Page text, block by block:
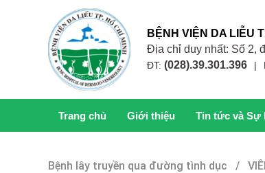
BỆNH VIỆN DA LIỄU
Địa chỉ duy nhất: Số 2,
ĐT: (028).39.301.396 |
Trang chủ Giới thiệu Tin tức và Sự
Bệnh lây truyền qua đường tình dục /